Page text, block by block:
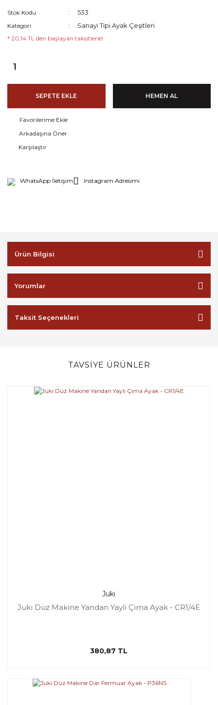
Stok Kodu 533
Kategori Sanayi Tipi Ayak Çeşitleri
* 20,14 TL den başlayan taksitlerle!
SEPETE EKLE HEMEN AL
Arkadaşına Öner
Karşılaştır
WhatsApp İletişim Instagram Adresimi
Ürün Bilgisi
Yorumlar
Taksit Seçenekleri
TAVSİYE ÜRÜNLER
Juki
Juki Düz Makine Yandan Yaylı Çima Ayak - CR1/4E
380,87 TL